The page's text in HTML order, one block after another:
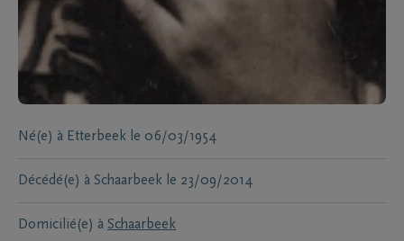
Né(e) à Etterbeek le 06/03/1954
Décédé(e) à Schaarbeek le 23/09/2014
Domicilié(e) à Schaarbeek